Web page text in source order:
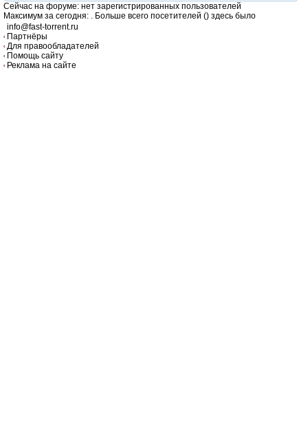
Cейчас на форуме: нет зарегистрированных пользователей
Максимум за сегодня:
. Больше всего посетителей () здесь было
info@fast-torrent.ru
Партнёры
Для правообладателей
Помощь сайту
Реклама на сайте